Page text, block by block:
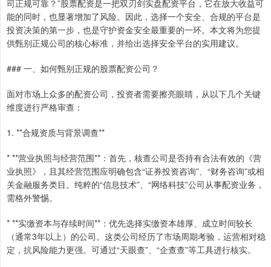
司正规可靠？”股票配资是一把双刃剑实盘配资平台，它在放大收益可
能的同时，也显著增加了风险。因此，选择一个安全、合规的平台是
投资决策的第一步，也是守护资金安全最重要的一环。本文将为您提
供甄别正规公司的核心标准，并给出选择安全平台的实用建议。
### 一、如何甄别正规的股票配资公司？
面对市场上众多的配资公司，投资者需要擦亮眼睛，从以下几个关键
维度进行严格审查：
1. **合规资质与背景调查**
* **营业执照与经营范围**：首先，核查公司是否持有合法有效的《营
业执照》，且其经营范围应明确包含“证券投资咨询”、“财务咨询”或相
关金融服务类目。纯粹的“信息技术”、“网络科技”公司从事配资业务，
需格外警惕。
* **实缴资本与存续时间**：优先选择实缴资本雄厚、成立时间较长
（通常3年以上）的公司。这类公司经历了市场周期考验，运营相对稳
定，抗风险能力更强。可通过“天眼查”、“企查查”等工具进行核实。